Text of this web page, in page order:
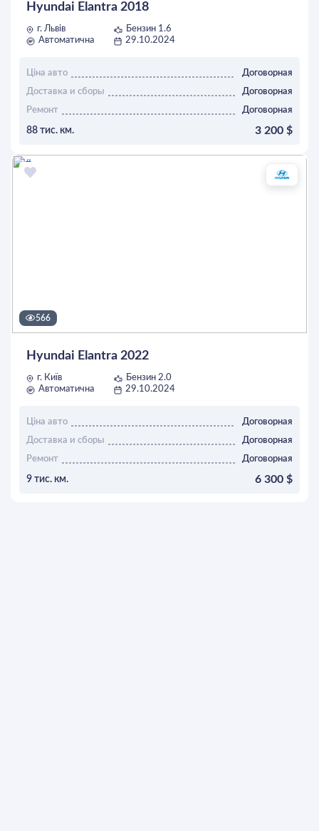
Hyundai Elantra 2018
г. Львів
Бензин 1.6
Автоматична
29.10.2024
Ціна авто
Договорная
Доставка и сборы
Договорная
Ремонт
Договорная
88 тис. км. 3 200 $
ОСТАВИТЬ ЗАЯВКУ
566
Hyundai Elantra 2022
г. Київ
Бензин 2.0
Автоматична
29.10.2024
Ціна авто
Договорная
Доставка и сборы
Договорная
Ремонт
Договорная
9 тис. км. 6 300 $